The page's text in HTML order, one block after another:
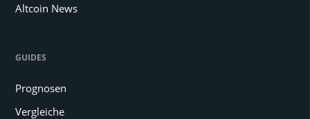
Altcoin News
GUIDES
Prognosen
Vergleiche